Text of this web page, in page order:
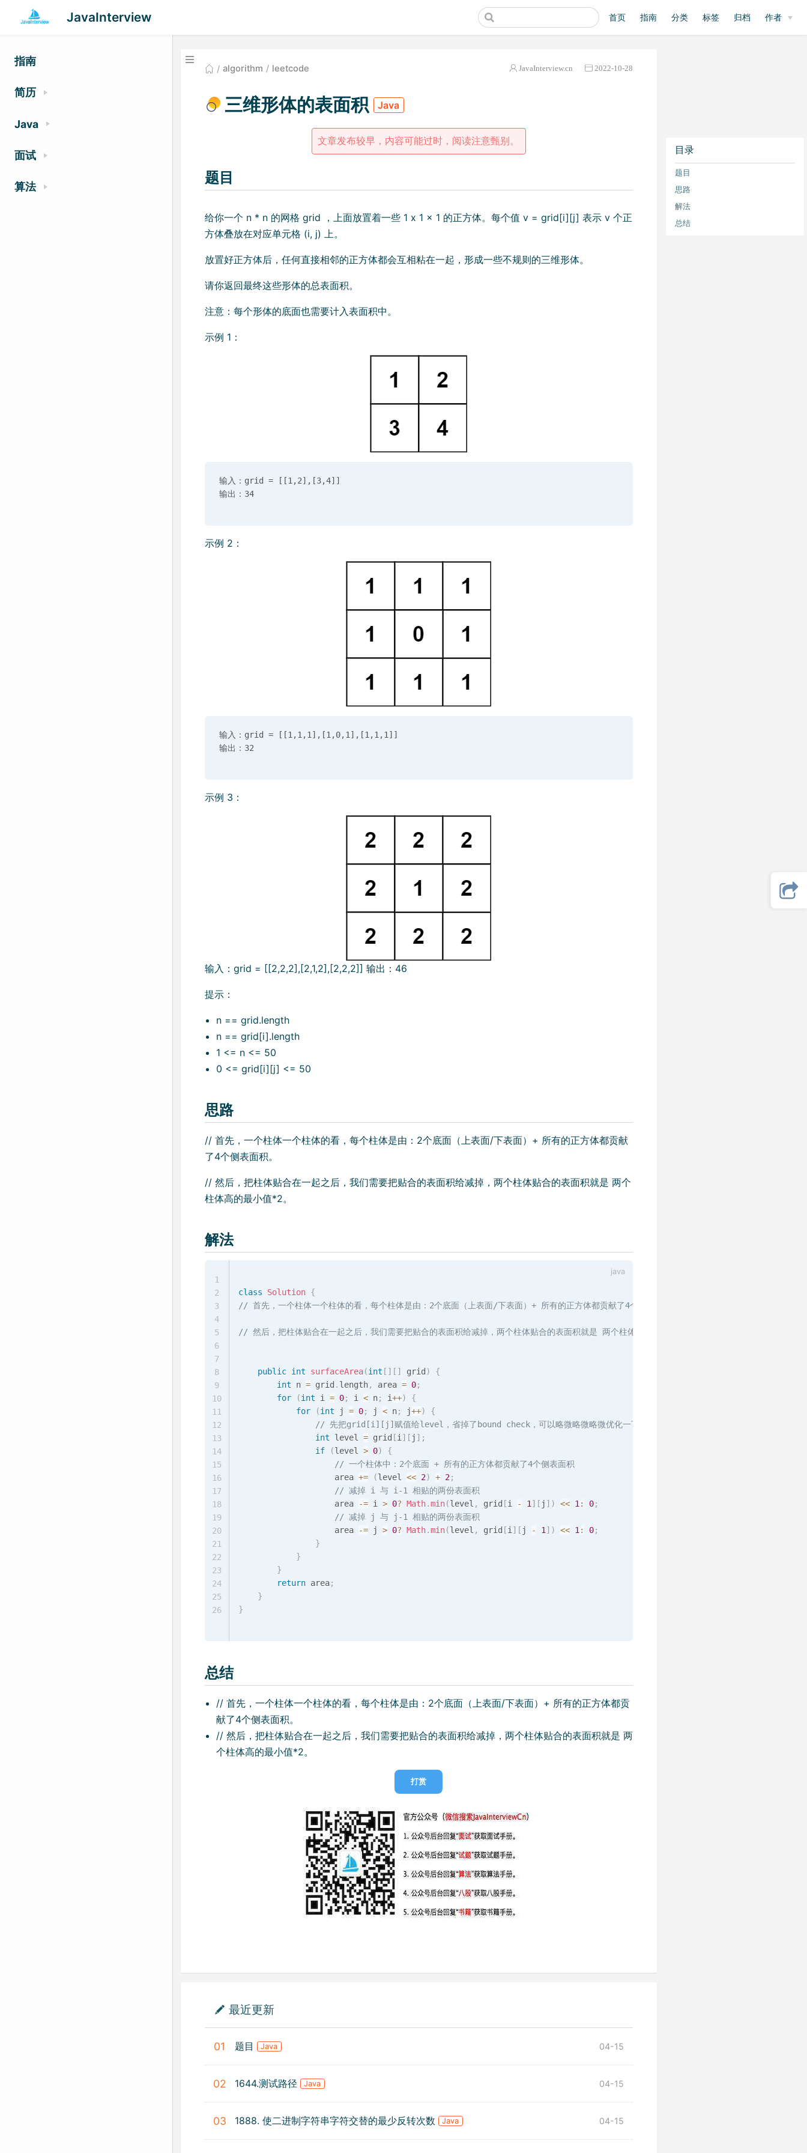
JavaInterview 首页 指南 分类 标签 归档 作者
指南
简历
Java
面试
算法
algorithm leetcode JavaInterview.cn 2022-10-28
目录
题目
思路
解法
总结
三维形体的表面积 Java
文章发布较早，内容可能过时，阅读注意甄别。
题目
给你一个 n * n 的网格 grid ，上面放置着一些 1 x 1 x 1 的正方体。每个值 v = grid[i][j] 表示 v 个正
方体叠放在对应单元格 (i, j) 上。
放置好正方体后，任何直接相邻的正方体都会互相粘在一起，形成一些不规则的三维形体。
请你返回最终这些形体的总表面积。
注意：每个形体的底面也需要计入表面积中。
示例 1：
输入：grid = [[1,2],[3,4]]
输出：34
示例 2：
输入：grid = [[1,1,1],[1,0,1],[1,1,1]]
示例 3：
输入：grid = [[2,2,2],[2,1,2],[2,2,2]] 输出：46
提示：
n == grid.length
n == grid[i].length
1 <= n <= 50
0 <= grid[i][j] <= 50
思路
// 首先，一个柱体一个柱体的看，每个柱体是由：2个底面（上表面/下表面）+ 所有的正方体都贡献
了4个侧表面积。
// 然后，把柱体贴合在一起之后，我们需要把贴合的表面积给减掉，两个柱体贴合的表面积就是 两个
柱体高的最小值*2。
解法
class Solution {
// 首先，一个柱体一个柱体的看，每个柱体是由：2个底面（上表面/下表面）+ 所有的正方体都贡献了4个侧表面积。
// 然后，把柱体贴合在一起之后，我们需要把贴合的表面积给减掉，两个柱体贴合的表面积就是 两个柱体高的最小值*2。
public int surfaceArea(int [ ] [ ] grid )
{
int n = grid . length, area = 0;
for
(int i = 0; i < n; i++)
{
for
(int j = 0; j < n; j++)
{
// 先把grid[i][j]赋值给level，省掉了bound check，可以略微略微略微优化一下耗时...
int level = grid [i] [ j ] ;
if
(level > 0)
{
// 一个柱体中：2个底面 + 所有的正方体都贡献了4个侧表面积
                    area
+= (level << 2) + 2;
// 减掉 i 与 i-1 相贴的两份表面积
                    area
-= i > 0? Math.min(level , grid [i - 1] [ j ] ) << 1: 0;
// 减掉 j 与 j-1 相贴的两份表面积
                    area
-= j > 0? Math.min(level , grid [i] [ j - 1] ) << 1: 0;
}
}
}
return area;
}
}
1
2
3
4
5
6
7
8
9
10
11
12
13
14
15
16
17
18
19
20
21
22
23
24
25
26
总结
// 首先，一个柱体一个柱体的看，每个柱体是由：2个底面（上表面/下表面）+ 所有的正方体都贡
献了4个侧表面积。
// 然后，把柱体贴合在一起之后，我们需要把贴合的表面积给减掉，两个柱体贴合的表面积就是 两
个柱体高的最小值*2。
打赏
最近更新
01 题目 Java 04-15
02 1644.测试路径 Java 04-15
03 1888. 使二进制字符串字符交替的最少反转次数 Java 04-15